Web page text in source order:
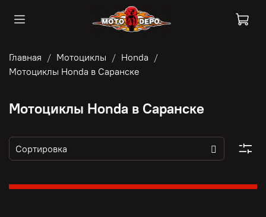
Главная Мотоциклы
Honda
Мотоциклы Honda в Саранске
Мотоциклы Honda в Саранске